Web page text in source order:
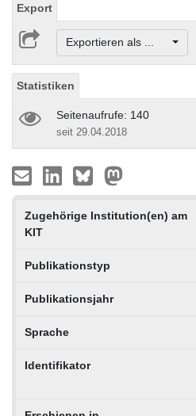
Export
Exportieren als ...
Statistiken
Seitenaufrufe: 140
seit 29.04.2018
Zugehörige Institution(en) am
KIT
Publikationstyp
Publikationsjahr
Sprache
Identifikator